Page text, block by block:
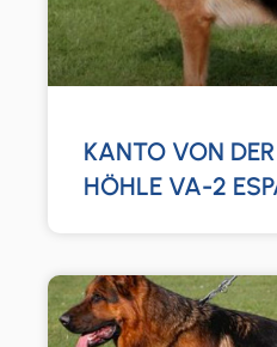
KANTO VON
HÖHLE VA-2